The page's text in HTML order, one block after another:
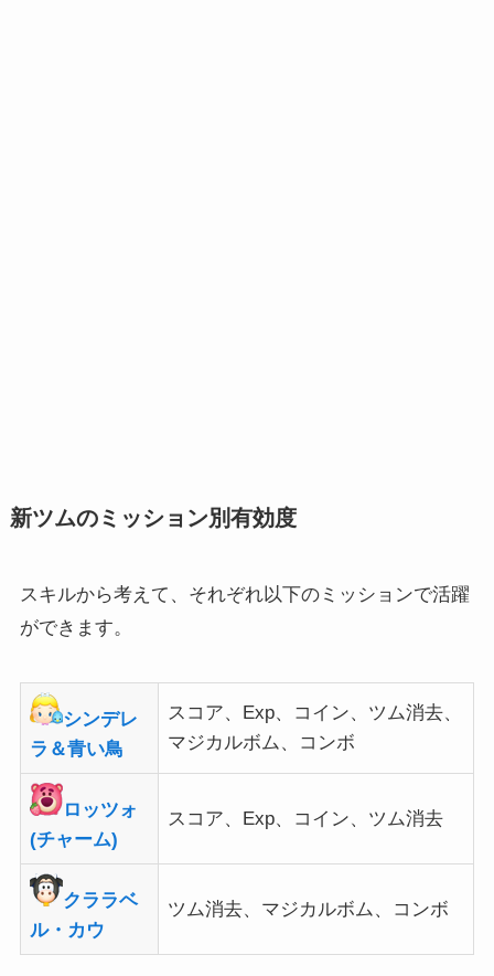
新ツムのミッション別有効度
スキルから考えて、それぞれ以下のミッションで活躍
ができます。
シンデレ
ラ＆青い鳥
スコア、Exp、コイン、ツム消去、
マジカルボム、コンボ
ロッツォ
(チャーム)
スコア、Exp、コイン、ツム消去
クララベ
ル・カウ
ツム消去、マジカルボム、コンボ